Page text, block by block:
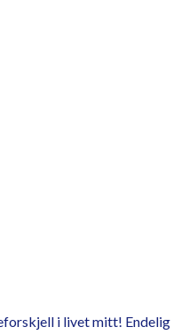
i livet mitt! Endelig